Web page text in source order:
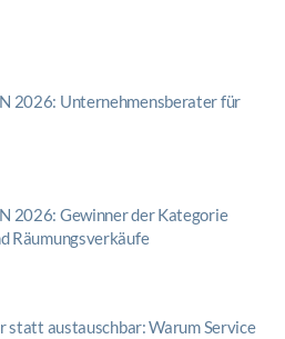
2026: Unternehmensberater für
2026: Gewinner der Kategorie
Räumungsverkäufe
statt austauschbar: Warum Service